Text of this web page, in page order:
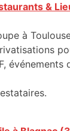
&
à
événements